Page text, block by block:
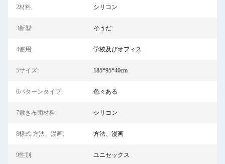
2材料: シリコン
3新型: そうだ
4使用: 学校及びオフィス
5サイズ: 185*95*40cm
6パターンタイプ: 色々ある
7敷き布団材料: シリコン
8様式:方法、漫画: 方法、漫画
9性別: ユニセックス